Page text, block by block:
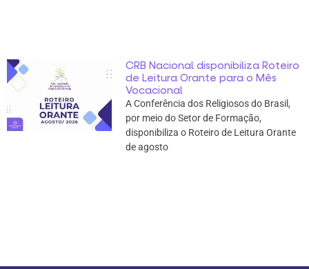
CRB Nacional disponibiliza Roteiro
de Leitura Orante para o Mês
Vocacional
A Conferência dos Religiosos do Brasil,
por meio do Setor de Formação,
disponibiliza o Roteiro de Leitura Orante
de agosto